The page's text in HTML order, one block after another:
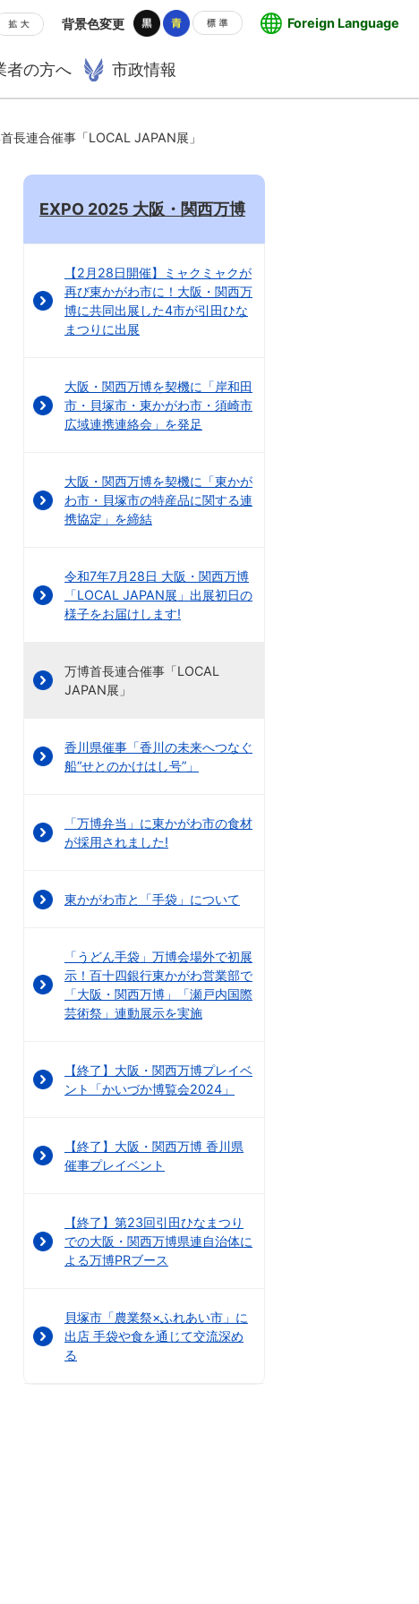
背景色変更 Foreign Language
者の方へ 市政情報
長連合催事「LOCAL JAPAN展」
EXPO 2025 大阪・関西万博
【2月28日開催】ミャクミャクが
再び東かがわ市に！大阪・関西万
博に共同出展した4市が引田ひな
まつりに出展
大阪・関西万博を契機に「岸和田
市・貝塚市・東かがわ市・須崎市
広域連携連絡会」を発足
大阪・関西万博を契機に「東かが
わ市・貝塚市の特産品に関する連
携協定」を締結
令和7年7月28日 大阪・関西万博
「LOCAL JAPAN展」出展初日の
様子をお届けします!
万博首長連合催事「LOCAL
JAPAN展」
香川県催事「香川の未来へつなぐ
船“せとのかけはし号”」
「万博弁当」に東かがわ市の食材
が採用されました!
東かがわ市と「手袋」について
「うどん手袋」万博会場外で初展
示！百十四銀行東かがわ営業部で
「大阪・関西万博」「瀬戸内国際
芸術祭」連動展示を実施
【終了】大阪・関西万博プレイベ
ント「かいづか博覧会2024」
【終了】大阪・関西万博 香川県
催事プレイベント
【終了】第23回引田ひなまつり
での大阪・関西万博県連自治体に
よる万博PRブース
貝塚市「農業祭×ふれあい市」に
出店 手袋や食を通じて交流深め
る